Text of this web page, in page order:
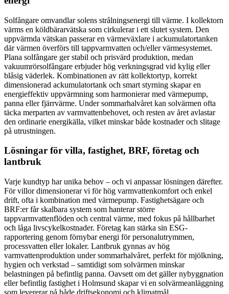
Solfångare omvandlar solens strålningsenergi till värme. I kollektorn
värms en köldbärarvätska som cirkulerar i ett slutet system. Den
uppvärmda vätskan passerar en värmeväxlare i ackumulatortanken
där värmen överförs till tappvarmvatten och/eller värmesystemet.
Plana solfångare ger stabil och prisvärd produktion, medan
vakuumrörsolfångare erbjuder hög verkningsgrad vid kylig eller
blåsig väderlek. Kombinationen av rätt kollektortyp, korrekt
dimensionerad ackumulatortank och smart styrning skapar en
energieffektiv uppvärmning som harmonierar med värmepump,
panna eller fjärrvärme. Under sommarhalvåret kan solvärmen ofta
täcka merparten av varmvattenbehovet, och resten av året avlastar
den ordinarie energikälla, vilket minskar både kostnader och slitage
på utrustningen.
Lösningar för villa, fastighet, BRF, företag och
lantbruk
Varje kundtyp har unika behov – och vi anpassar lösningen därefter.
För villor dimensionerar vi för hög varmvattenkomfort och enkel
drift, ofta i kombination med värmepump. Fastighetsägare och
BRF:er får skalbara system som hanterar större
tappvarmvattenflöden och central värme, med fokus på hållbarhet
och låga livscykelkostnader. Företag kan stärka sin ESG-
rapportering genom förnybar energi för personalutrymmen,
processvatten eller lokaler. Lantbruk gynnas av hög
varmvattenproduktion under sommarhalvåret, perfekt för mjölkning,
hygien och verkstad – samtidigt som solvärmen minskar
belastningen på befintlig panna. Oavsett om det gäller nybyggnation
eller befintlig fastighet i Holmsund skapar vi en solvärmeanläggning
som levererar på både driftsekonomi och klimatmål.